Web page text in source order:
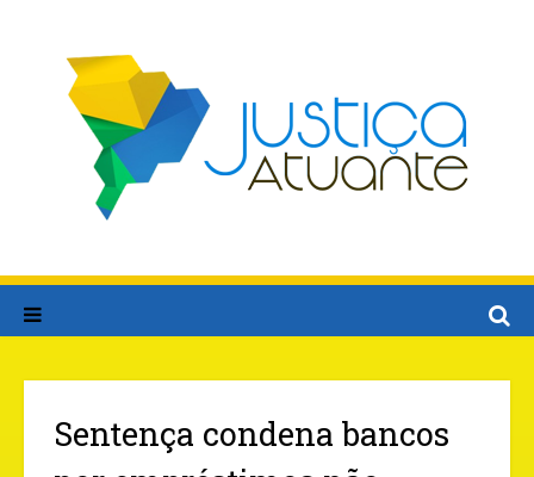
Sentença condena bancos